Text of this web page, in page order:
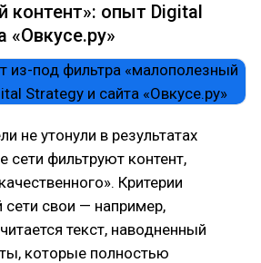
контент»: опыт Digital
«Овкусе.ру»
не утонули в результатах
сети фильтруют контент,
Критерии
сети свои — например,
текст, наводненный
которые полностью